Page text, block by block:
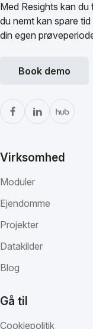
Med Resights kan
du nemt kan spare
din egen
Book demo
Virksomhed
Moduler
Ejendomme
Projekter
Datakilder
Blog
Gå til
Cookiepolitik